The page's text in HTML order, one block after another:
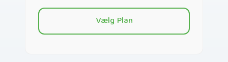
Vælg Plan